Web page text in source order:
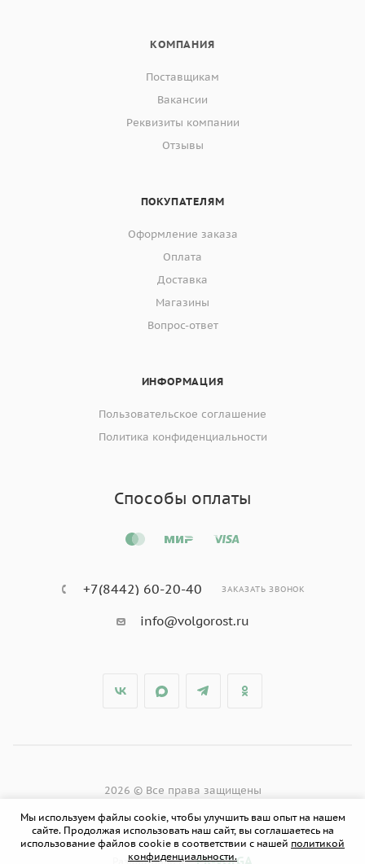
КОМПАНИЯ
Поставщикам
Вакансии
Реквизиты компании
Отзывы
ПОКУПАТЕЛЯМ
Оформление заказа
Оплата
Доставка
Магазины
Вопрос-ответ
ИНФОРМАЦИЯ
Пользовательское соглашение
Политика конфиденциальности
Способы оплаты
+7(8442) 60-20-40 ЗАКАЗАТЬ ЗВОНОК
info@volgorost.ru
2026 © Все права защищены
Разработано в
Мы используем файлы cookie, чтобы улучшить ваш опыт на нашем
сайте. Продолжая использовать наш сайт, вы соглашаетесь на
использование файлов cookie в соответствии с нашей политикой
конфиденциальности.